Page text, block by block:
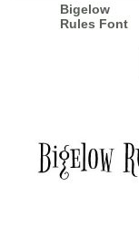
Bigelow
Rules Font